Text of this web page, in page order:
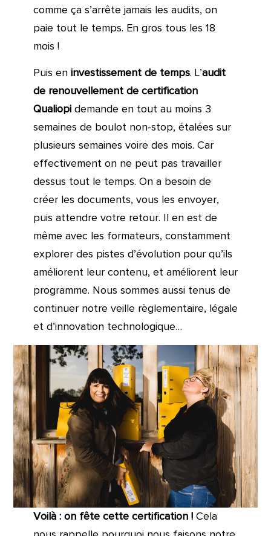
comme ça s’arrête jamais les audits, on
paie tout le temps. En gros tous les 18
mois !
Puis en investissement de temps. L’audit
de renouvellement de certification
Qualiopidemande en tout au moins 3
semaines de boulot non-stop, étalées sur
plusieurs semaines voire des mois. Car
effectivement on ne peut pas travailler
dessus tout le temps. On a besoin de
créer les documents, vous les envoyer,
puis attendre votre retour. Il en est de
même avec les formateurs, constamment
explorer des pistes d’évolution pour qu’ils
améliorent leur contenu, et améliorent leur
programme. Nous sommes aussi tenus de
continuer notre veille règlementaire, légale
et d’innovation technologique…
Voilà : on fête cette certification !Cela